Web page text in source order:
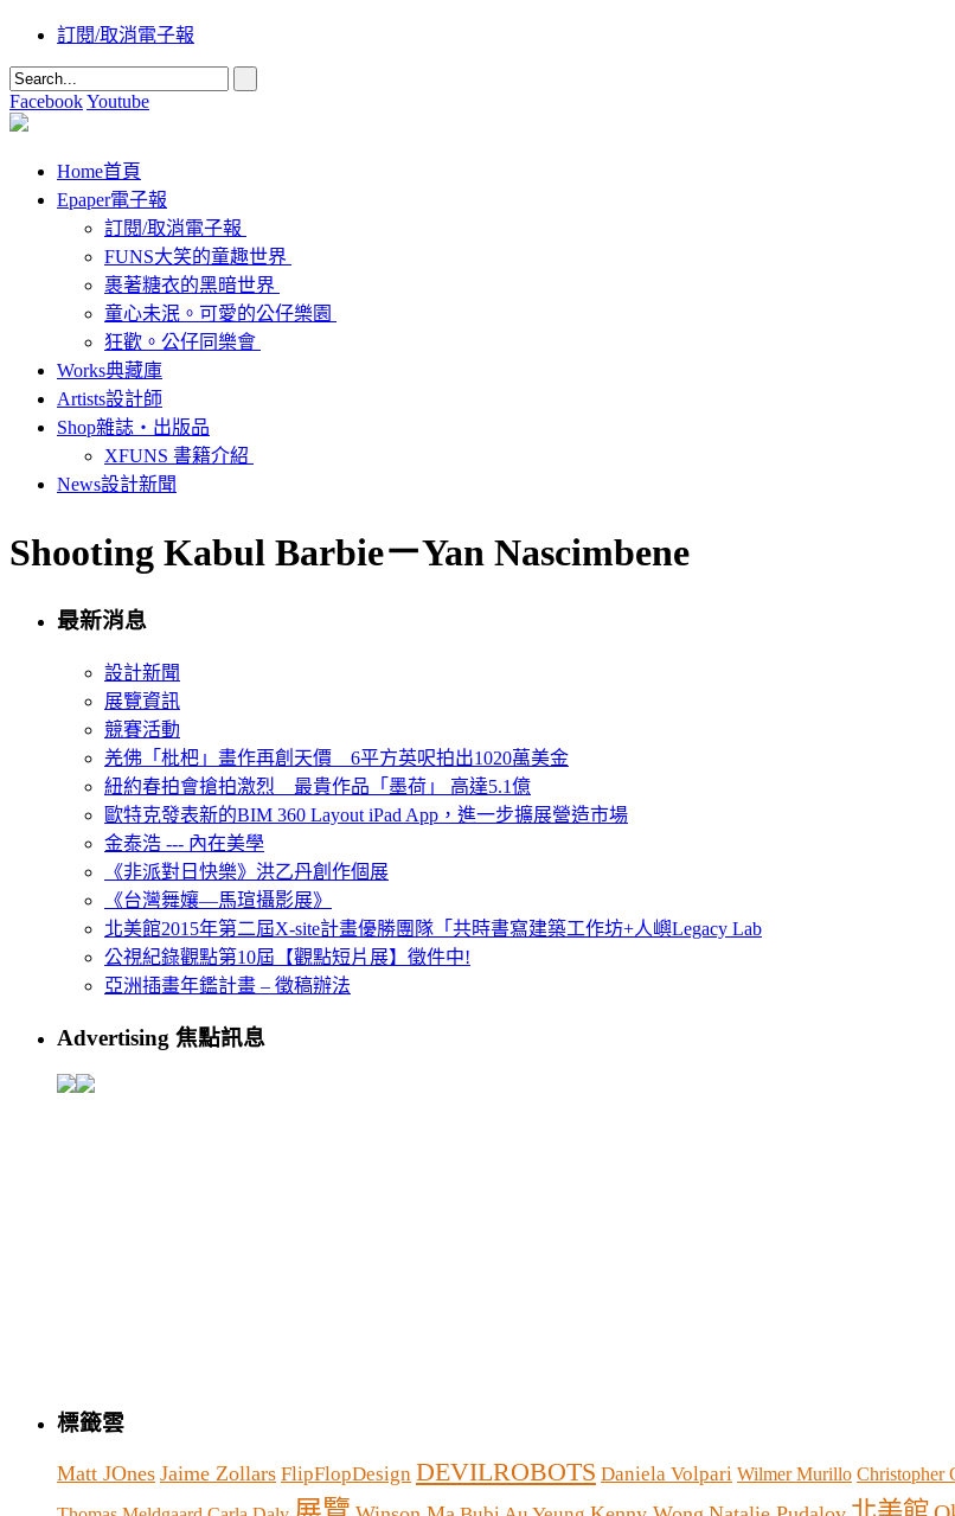
訂閱/取消電子報
FacebookYoutube
Home首頁
Epaper電子報
訂閱/取消電子報
FUNS大笑的童趣世界
裹著糖衣的黑暗世界
童心未泯。可愛的公仔樂園
狂歡。公仔同樂會
Works典藏庫
Artists設計師
Shop雜誌‧出版品
XFUNS 書籍介紹
News設計新聞
Shooting Kabul Barbie－Yan Nascimbene
最新消息
設計新聞
展覽資訊
競賽活動
羌佛「枇杷」畫作再創天價 6平方英呎拍出1020萬美金
紐約春拍會搶拍激烈 最貴作品「墨荷」 高達5.1億
歐特克發表新的BIM 360 Layout iPad App，進一步擴展營造市場
金泰浩 --- 內在美學
《非派對日快樂》洪乙丹創作個展
《台灣舞孃—馬瑄攝影展》
北美館2015年第二屆X-site計畫優勝團隊「共時書寫建築工作坊+人嶼Legacy Lab
公視紀錄觀點第10屆【觀點短片展】徵件中!
亞洲插畫年鑑計畫 – 徵稿辦法
Advertising 焦點訊息
標籤雲
Matt JOnes Jaime Zollars FlipFlopDesign DEVILROBOTS Daniela Volpari Wilmer Murillo Christopher